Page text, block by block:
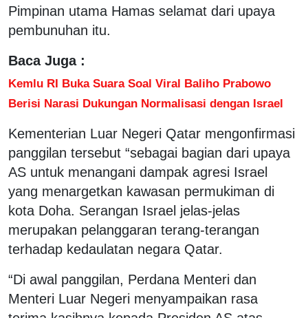
Pimpinan utama Hamas selamat dari upaya
pembunuhan itu.
Baca Juga :
Kemlu RI Buka Suara Soal Viral Baliho Prabowo
Berisi Narasi Dukungan Normalisasi dengan Israel
Kementerian Luar Negeri Qatar mengonfirmasi
panggilan tersebut “sebagai bagian dari upaya
AS untuk menangani dampak agresi Israel
yang menargetkan kawasan permukiman di
kota Doha. Serangan Israel jelas-jelas
merupakan pelanggaran terang-terangan
terhadap kedaulatan negara Qatar.
“Di awal panggilan, Perdana Menteri dan
Menteri Luar Negeri menyampaikan rasa